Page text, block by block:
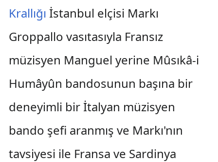
Krallığı İstanbul elçisi Markı
Groppallo vasıtasıyla Fransız
müzisyen Manguel yerine Mûsıkâ-i
Humâyûn bandosunun başına bir
deneyimli bir İtalyan müzisyen
bando şefi aranmış ve Markı'nın
tavsiyesi ile Fransa ve Sardinya